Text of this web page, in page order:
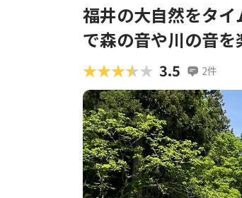
福井の大自然をタ
で森の音や川の音
★★★★★
★★★★★ 3.5 2件